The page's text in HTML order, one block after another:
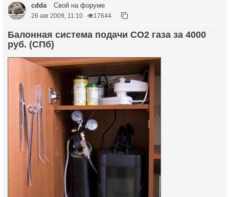
cdda Свой на форуме
26 авг 2009, 11:10 17644
Балонная система подачи СО2 газа за 4000
руб. (СПб)